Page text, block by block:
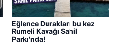
Eğlence Durakları bu kez
Rumeli Kavağı Sahil
Parkı'nda!